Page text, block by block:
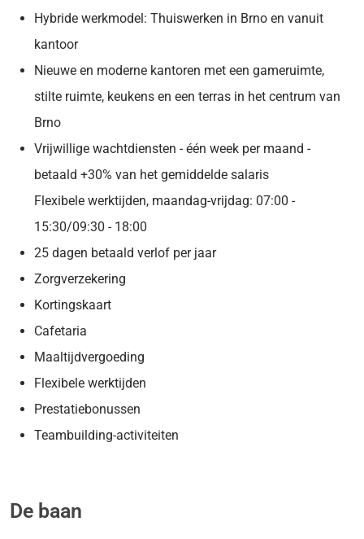
Hybride werkmodel: Thuiswerken in Brno en vanuit
kantoor
Nieuwe en moderne kantoren met een gameruimte,
stilte ruimte, keukens en een terras in het centrum van
Brno
Vrijwillige wachtdiensten - één week per maand -
betaald +30% van het gemiddelde salaris
Flexibele werktijden, maandag-vrijdag: 07:00 -
15:30/09:30 - 18:00
25 dagen betaald verlof per jaar
Zorgverzekering
Kortingskaart
Cafetaria
Maaltijdvergoeding
Flexibele werktijden
Prestatiebonussen
Teambuilding-activiteiten
De baan